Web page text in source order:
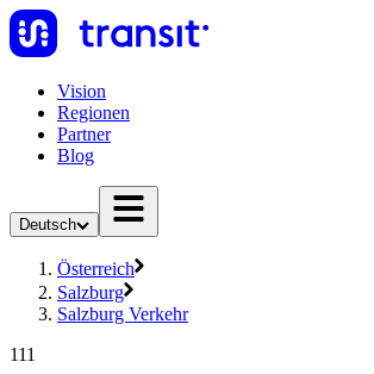
Vision
Regionen
Partner
Blog
Deutsch
Österreich
Salzburg
Salzburg Verkehr
111